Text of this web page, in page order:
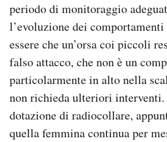
periodo di monitoraggio
l’evoluzione dei
essere che un’orsa coi piccoli
falso attacco, che non è un
particolarmente in alto nella
non richieda ulteriori
dotazione di radiocollare,
quella femmina continua per